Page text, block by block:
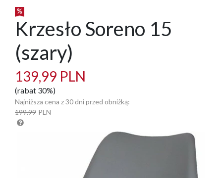
Krzesło Soreno 15
(szary)
139,99 PLN
(rabat 30%)
Najniższa cena z 30 dni przed obniżką:
199.99 PLN